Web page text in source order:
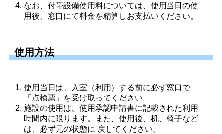
なお、付帯設備使用料については、使用当日の使
使用方法
使用当日は、入室（利用）する前に必ず窓口で
「点検票」を受け取ってください。
施設の使用は、使用承認申請書に記載された利用
時間内に限ります。また、使用後、机、椅子など
は、必ず元の状態に 戻してください。